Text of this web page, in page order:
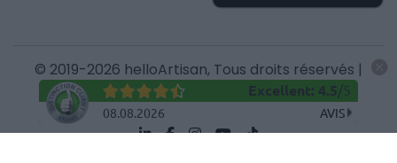
© 2019-2026 helloArtisan, Tous droits réservés |
Mentions légalesExcellent: 4.5/5
08.08.2026 AVIS